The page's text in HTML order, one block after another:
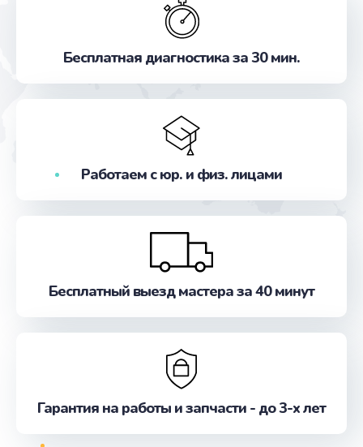
Заказать
Заказать
Замена жесткого диска
Замена оперативной памяти
от 960 руб.
Замена экрана
Заказать
Замена термопасты
от 1060 руб.
Бесплатная диагностика за 30 мин.
Работаем с юр. и физ. лицами
Бесплатный выезд мастера за 40 минут
Гарантия на работы и запчасти - до 3-х лет